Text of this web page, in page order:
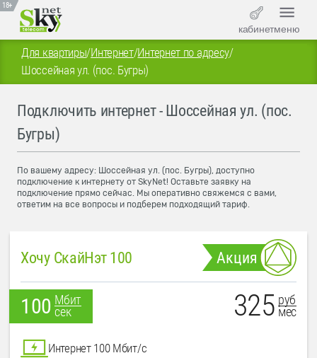
18+
кабинетменю
Для квартиры/Интернет/Интернет по адресу/
Шоссейная ул. (пос. Бугры)
Подключить интернет - Шоссейная ул. (пос.
Бугры)
По вашему адресу: Шоссейная ул. (пос. Бугры), доступно
подключение к интернету от SkyNet! Оставьте заявку на
подключение прямо сейчас. Мы оперативно свяжемся с вами,
ответим на все вопросы и подберем подходящий тариф.
Хочу СкайНэт 100 Акция
100 Мбит
сек
325 руб
мес
Интернет 100 Мбит/с